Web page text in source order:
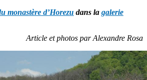
monastère d’Horezu dans la galerie
Article et photos par Alexandre Rosa